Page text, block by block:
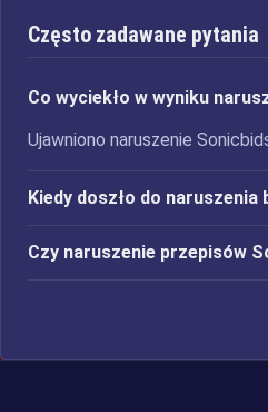
Często zadawane pytania
Co wyciekło w wyniku
Ujawniono naruszenie
Kiedy doszło do
Czy naruszenie przepisów